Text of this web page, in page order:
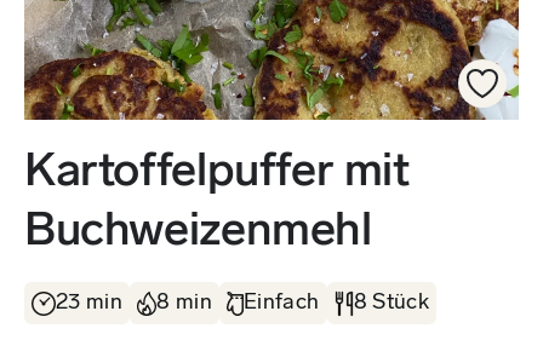
Kartoffelpuffer mit
Buchweizenmehl
23 min 8 min Einfach 8 Stück